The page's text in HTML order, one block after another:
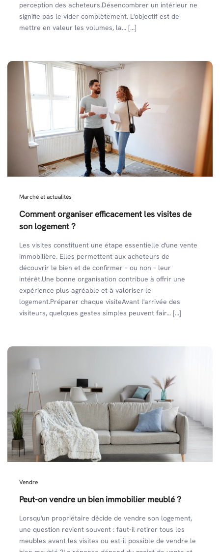
perception des acheteurs.Désencombrer un intérieur ne
signifie pas le vider complètement. L'objectif est de
mettre en valeur les volumes, la... [...]
Marché et actualités
Comment organiser efficacement les visites de
son logement ?
Les visites constituent une étape essentielle d'une vente
immobilière. Elles permettent aux acheteurs de
découvrir le bien et de confirmer – ou non – leur
intérêt.Une bonne organisation contribue à offrir une
expérience plus agréable et à valoriser le
logement.Préparer chaque visiteAvant l'arrivée des
visiteurs, quelques gestes simples peuvent fair... [...]
Vendre
Peut-on vendre un bien immobilier meublé ?
Lorsqu'un propriétaire décide de vendre son logement,
une question revient souvent : faut-il retirer tous les
meubles avant les visites ou est-il possible de vendre le